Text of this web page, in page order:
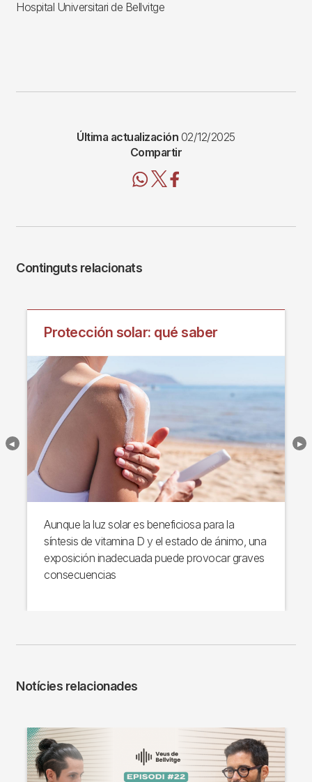
Hospital Universitari de Bellvitge
Última actualización 02/12/2025
Compartir
Continguts relacionats
Protección solar: qué saber
Aunque la luz solar es beneficiosa para la
síntesis de vitamina D y el estado de ánimo, una
exposición inadecuada puede provocar graves
consecuencias
Notícies relacionades